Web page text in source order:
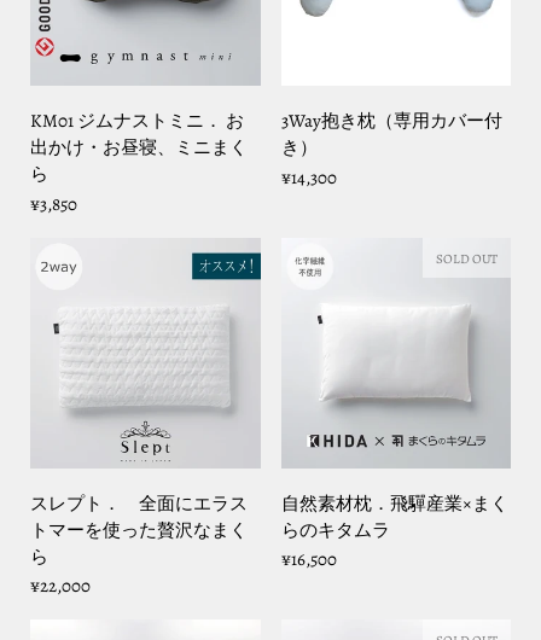
KM01 ジムナストミニ． お
出かけ・お昼寝、ミニまく
ら
¥3,850
3Way抱き枕（専用カバー付
き）
¥14,300
スレプト． 全面にエラス
トマーを使った贅沢なまく
ら
¥22,000
自然素材枕．飛驒産業×まく
らのキタムラ
¥16,500
SOLD OUT